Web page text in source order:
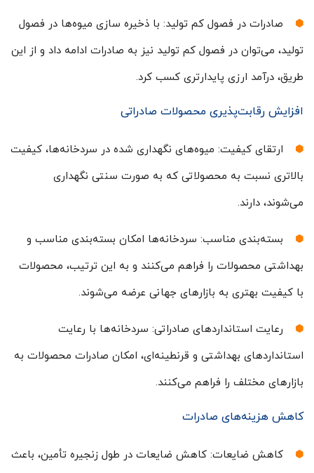
صادرات در فصول کم تولید: با ذخیره سازی میوه‌ها در فصول
تولید، می‌توان در فصول کم تولید نیز به صادرات ادامه داد و از این
طریق، درآمد ارزی پایدارتری کسب کرد.
افزایش رقابت‌پذیری محصولات صادراتی
ارتقای کیفیت: میوه‌های نگهداری شده در سردخانه‌ها، کیفیت
بالاتری نسبت به محصولاتی که به صورت سنتی نگهداری
می‌شوند، دارند.
بسته‌بندی مناسب: سردخانه‌ها امکان بسته‌بندی مناسب و
بهداشتی محصولات را فراهم می‌کنند و به این ترتیب، محصولات
با کیفیت بهتری به بازارهای جهانی عرضه می‌شوند.
رعایت استانداردهای صادراتی: سردخانه‌ها با رعایت
استانداردهای بهداشتی و قرنطینه‌ای، امکان صادرات محصولات به
بازارهای مختلف را فراهم می‌کنند.
کاهش هزینه‌های صادرات
کاهش ضایعات: کاهش ضایعات در طول زنجیره تأمین، باعث